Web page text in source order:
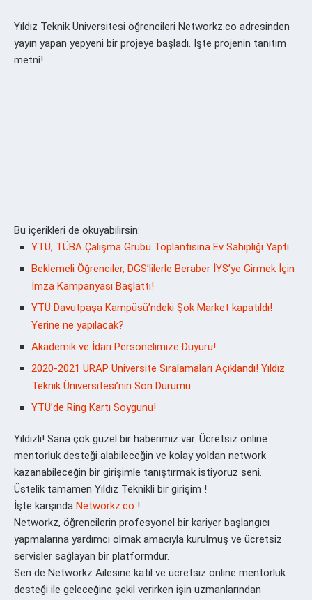
Yıldız Teknik Üniversitesi öğrencileri Networkz.co adresinden
yayın yapan yepyeni bir projeye başladı. İşte projenin tanıtım
metni!
Bu içerikleri de okuyabilirsin:
YTÜ, TÜBA Çalışma Grubu Toplantısına Ev Sahipliği Yaptı
Beklemeli Öğrenciler, DGS’lilerle Beraber İYS’ye Girmek İçin
İmza Kampanyası Başlattı!
YTÜ Davutpaşa Kampüsü’ndeki Şok Market kapatıldı!
Yerine ne yapılacak?
Akademik ve İdari Personelimize Duyuru!
2020-2021 URAP Üniversite Sıralamaları Açıklandı! Yıldız
Teknik Üniversitesi’nin Son Durumu…
YTÜ’de Ring Kartı Soygunu!
Yıldızlı! Sana çok güzel bir haberimiz var. Ücretsiz online
mentorluk desteği alabileceğin ve kolay yoldan network
kazanabileceğin bir girişimle tanıştırmak istiyoruz seni.
Üstelik tamamen Yıldız Teknikli bir girişim !
İşte karşında Networkz.co !
Networkz, öğrencilerin profesyonel bir kariyer başlangıcı
yapmalarına yardımcı olmak amacıyla kurulmuş ve ücretsiz
servisler sağlayan bir platformdur.
Sen de Networkz Ailesine katıl ve ücretsiz online mentorluk
desteği ile geleceğine şekil verirken işin uzmanlarından